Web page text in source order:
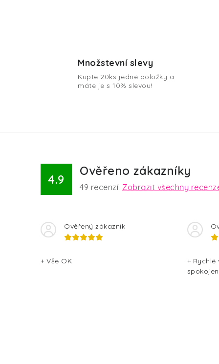
c
p
v
y
v
ý
Množstevní slevy
Kupte 20ks jedné položky a
máte je s 10% slevou!
4.9
Ověřeno zákazníky
49 recenzí. Zobrazit všechny
Ověřený zákazník
+ Vše OK
+